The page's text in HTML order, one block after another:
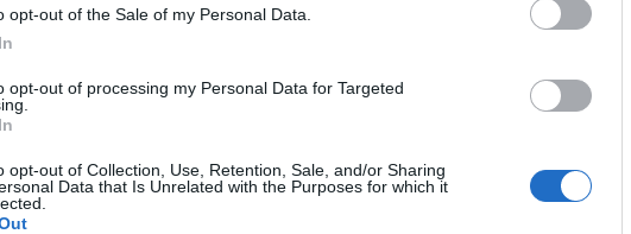
opt-out of the Sale of my Personal Data.
opt-out of processing my Personal Data for Targeted
opt-out of Collection, Use, Retention, Sale, and/or Sharing
Data that Is Unrelated with the Purposes for which it